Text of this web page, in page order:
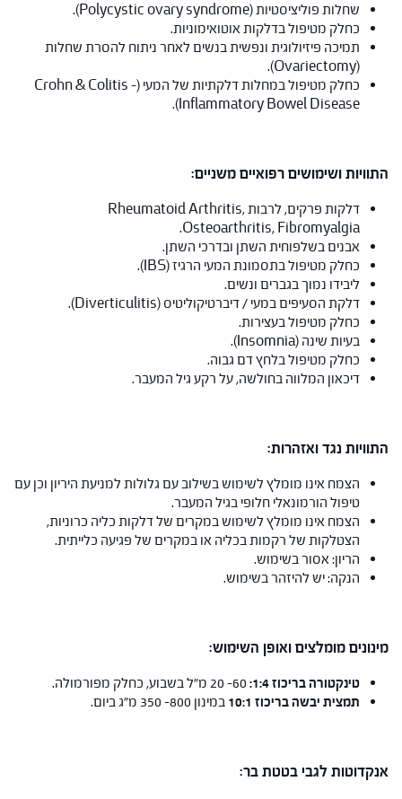
שחלות פוליציסטיות (Polycystic ovary syndrome).
כחלק מטיפול בדלקות אוטואימוניות.
תמיכה פיזיולוגית ונפשית בנשים לאחר ניתוח להסרת שחלות
(Ovariectomy).
כחלק מטיפול במחלות דלקתיות של המעי (Crohn & Colitis –
Inflammatory Bowel Disease).
התוויות ושימושים רפואיים משניים:
דלקות פרקים, לרבות Rheumatoid Arthritis,
Osteoarthritis, Fibromyalgia.
אבנים בשלפוחית השתן ובדרכי השתן.
כחלק מטיפול בתסמונת המעי הרגיז (IBS).
ליבידו נמוך בגברים ונשים.
דלקת הסעיפים במעי / דיברטיקוליטיס (Diverticulitis).
כחלק מטיפול בעצירות.
בעיות שינה (Insomnia).
כחלק מטיפול בלחץ דם גבוה.
דיכאון המלווה בחולשה, על רקע גיל המעבר.
התוויות נגד ואזהרות:
הצמח אינו מומלץ לשימוש בשילוב עם גלולות למניעת היריון וכן עם
טיפול הורמונאלי חלופי בגיל המעבר.
הצמח אינו מומלץ לשימוש במקרים של דלקות כליה כרוניות,
הצטלקות של רקמות בכליה או במקרים של פגיעה כלייתית.
הריון: אסור בשימוש.
הנקה: יש להיזהר בשימוש.
מינונים מומלצים ואופן השימוש:
טינקטורה בריכוז 1:4:
תמצית יבשה בריכוז 10:1
במינון 800- 350 מ"ג ביום.
אנקדוטות לגבי בטטת בר: